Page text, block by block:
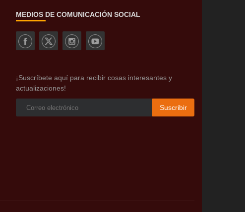
MEDIOS DE COMUNICACIÓN SOCIAL
¡Suscríbete aquí para recibir cosas interesantes y
actualizaciones!
Suscribir